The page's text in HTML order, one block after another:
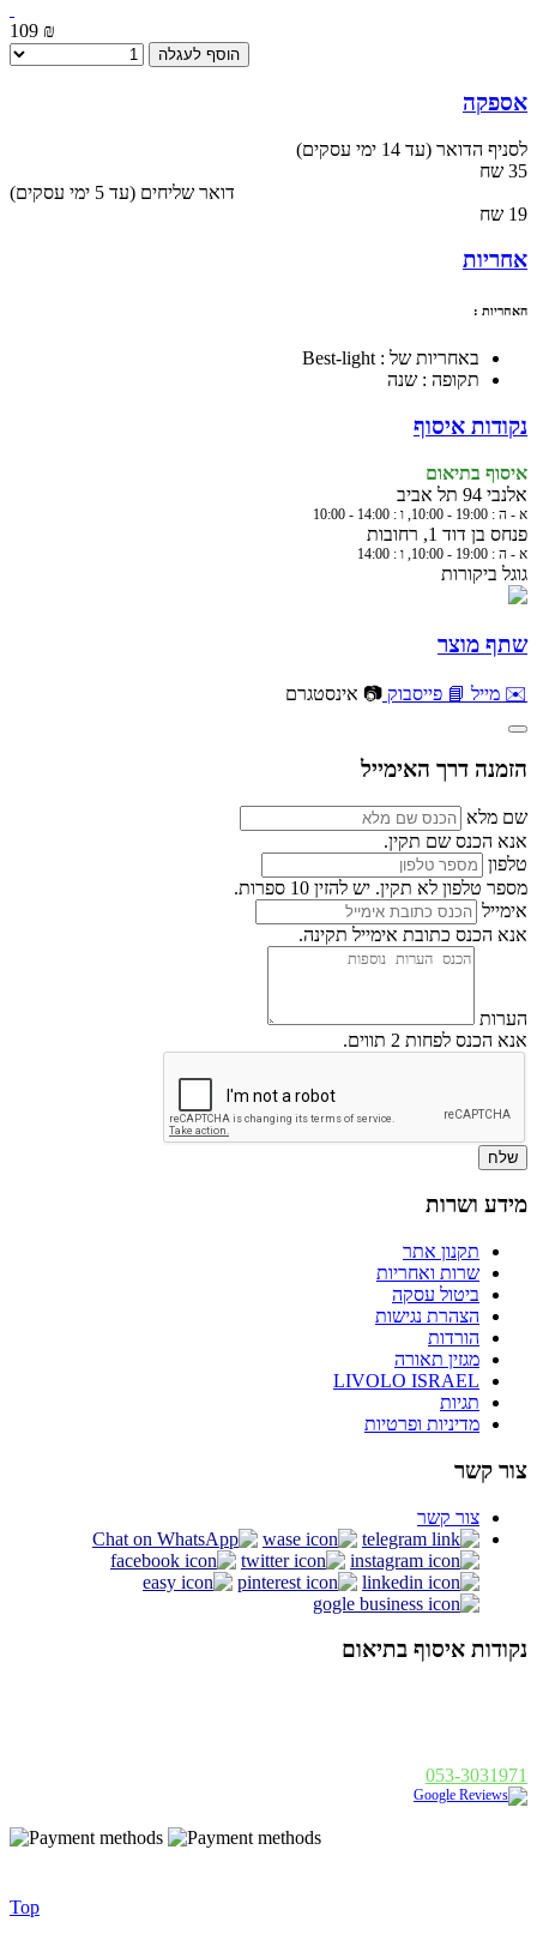
109 ₪
הוסף לעגלה
אספקה
לסניף הדואר (עד 14 ימי עסקים)
35 שח
(עד 5 ימי עסקים) דואר שליחים
19 שח
אחריות
האחריות :
באחריות של : Best-light
תקופה : שנה
נקודות איסוף
איסוף בתיאום
אלנבי 94 תל אביב
א - ה : 19:00 - 10:00, ו : 14:00 - 10:00
פנחס בן דוד 1, רחובות
א - ה : 19:00 - 10:00, ו : 14:00
גוגל ביקורות
שתף מוצר
✉️ מייל 📘 פייסבוק 📷 אינסטגרם
הזמנה דרך האימייל
שם מלא
אנא הכנס שם תקין.
טלפון
מספר טלפון לא תקין. יש להזין 10 ספרות.
אימייל
אנא הכנס כתובת אימייל תקינה.
הערות
אנא הכנס לפחות 2 תווים.
שלח
מידע ושרות
תקנון אתר
שרות ואחריות
ביטול עסקה
הצהרת נגישות
הורדות
מגזין תאורה
LIVOLO ISRAEL
תגיות
מדיניות ופרטיות
צור קשר
צור קשר
נקודות איסוף בתיאום
053-3031971
Top